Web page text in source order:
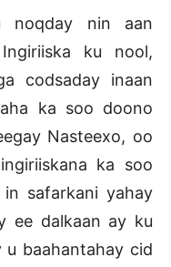
noqday nin aan
ku nool,
codsaday inaan
ka soo doono
Nasteexo, oo
ka soo
safarkani yahay
ee dalkaan ay ku
baahantahay cid